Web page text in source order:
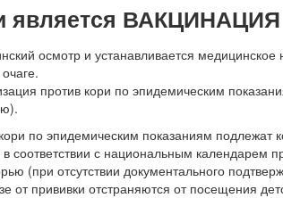
является ВАКЦИНАЦИЯ
осмотр и устанавливается
против кори по эпидемическим
по эпидемическим показаниям подлежат
соответствии с национальным календарем
(при отсутствии документального
от прививки отстраняются от посещения